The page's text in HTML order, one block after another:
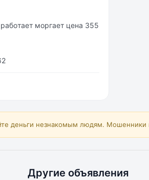
мopгaет ценa 355
деньги незнакомым людям.
Другие объявления